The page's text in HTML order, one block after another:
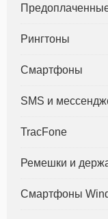
Рингтоны
Смартфоны
SMS и
TracFone
Ремешки и
Смартфоны